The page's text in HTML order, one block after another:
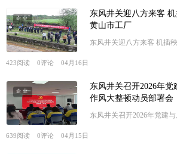
企业
东风井关迎八方来客 机插秧演示活动走进
黄山市工厂
东风井关
423阅读 0评论 04月16日
企业
东风井关召开2026年
作风大整顿动员部署会
东风井关召开2026年党建
639阅读 0评论 04月15日